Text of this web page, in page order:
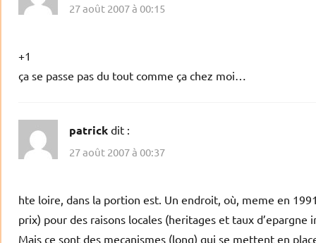
27 août 2007 à 00:15
+1
ça se passe pas du tout comme ça chez moi…
patrick dit :
27 août 2007 à 00:37
hte loire, dans la portion est. Un endroit, où, meme en
prix) pour des raisons locales (heritages et taux
Mais ce sont des mecanismes (long) qui se mettent en